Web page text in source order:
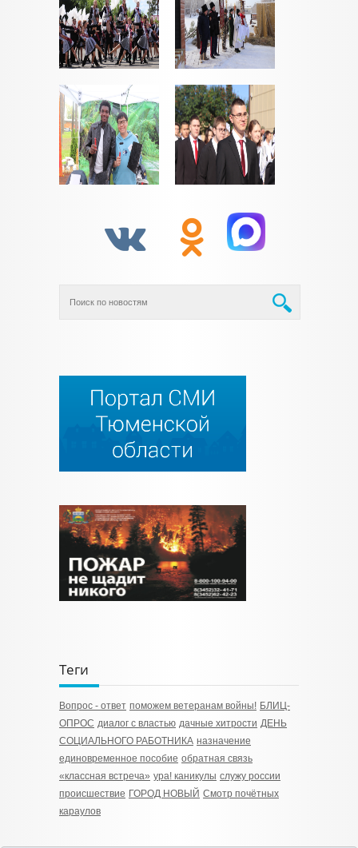
Теги
Вопрос - ответ поможем ветеранам войны! БЛИЦ-
ОПРОС диалог с властью дачные хитрости ДЕНЬ
СОЦИАЛЬНОГО РАБОТНИКА назначение
единовременное пособие обратная связь
«классная встреча» ура! каникулы служу россии
происшествие ГОРОД НОВЫЙ Смотр почётных
караулов